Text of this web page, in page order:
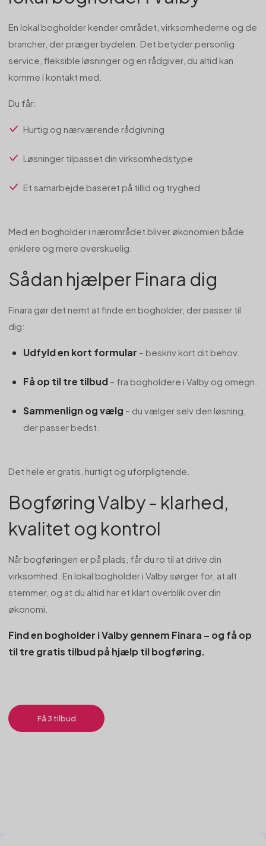
En lokal bogholder kender området, virksomhederne og de
brancher, der præger bydelen. Det betyder personlig
service, fleksible løsninger og en rådgiver, du altid kan
komme i kontakt med.
Du får:
Hurtig og nærværende rådgivning
Løsninger tilpasset din virksomhedstype
Et samarbejde baseret på tillid og tryghed
Med en bogholder i nærområdet bliver økonomien både
enklere og mere overskuelig.
Sådan hjælper Finara dig
Finara gør det nemt at finde en bogholder, der passer til
dig:
Udfyld en kort formular – beskriv kort dit behov.
Få op til tre tilbud – fra bogholdere i Valby og omegn.
Sammenlign og vælg – du vælger selv den løsning,
der passer bedst.
Det hele er gratis, hurtigt og uforpligtende.
Bogføring Valby - klarhed,
kvalitet og kontrol
Når bogføringen er på plads, får du ro til at drive din
virksomhed. En lokal bogholder i Valby sørger for, at alt
stemmer, og at du altid har et klart overblik over din
økonomi.
Find en bogholder i Valby gennem Finara – og få op
til tre gratis tilbud på hjælp til bogføring.
Få 3 tilbud